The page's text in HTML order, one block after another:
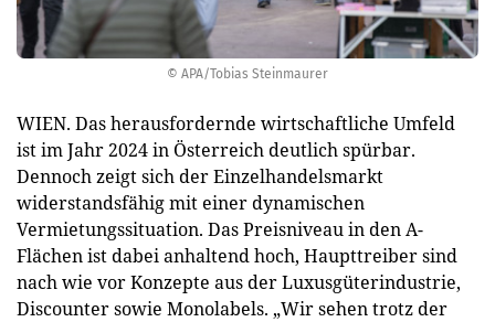
© APA/Tobias Steinmaurer
WIEN. Das herausfordernde wirtschaftliche Umfeld
ist im Jahr 2024 in Österreich deutlich spürbar.
Dennoch zeigt sich der Einzelhandelsmarkt
widerstandsfähig mit einer dynamischen
Vermietungssituation. Das Preisniveau in den A-
Flächen ist dabei anhaltend hoch, Haupttreiber sind
nach wie vor Konzepte aus der Luxusgüterindustrie,
Discounter sowie Monolabels. „Wir sehen trotz der